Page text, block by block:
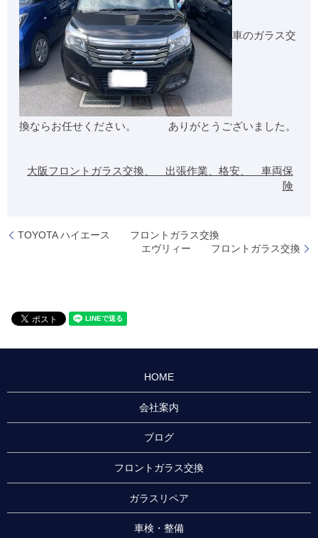
車のガラス交
換ならお任せください。 ありがとうございました。
大阪フロントガラス交換、 出張作業、格安、 車両保
険
TOYOTA ハイエース フロントガラス交換
エヴリィー フロントガラス交換
HOME
会社案内
ブログ
フロントガラス交換
ガラスリペア
車検・整備